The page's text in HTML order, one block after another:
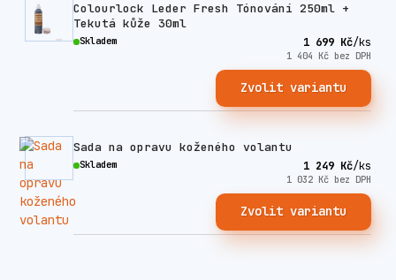
Colourlock Leder Fresh Tónování 250ml +
Tekutá kůže 30ml
1 699 Kč/ks
1 404 Kč bez DPH
Skladem
Zvolit variantu
Sada na opravu koženého volantu
1 249 Kč/ks
1 032 Kč bez DPH
Skladem
Zvolit variantu